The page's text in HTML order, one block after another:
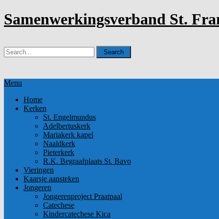
Samenwerkingsverband St.
Menu
Home
Kerken
St. Engelmundus
Adelbertuskerk
Mariakerk kapel
Naaldkerk
Pieterkerk
R.K. Begraafplaats St. Bavo
Vieringen
Kaarsje aansteken
Jongeren
Jongerenproject Praatpaal
Catechese
Kindercatechese Kica